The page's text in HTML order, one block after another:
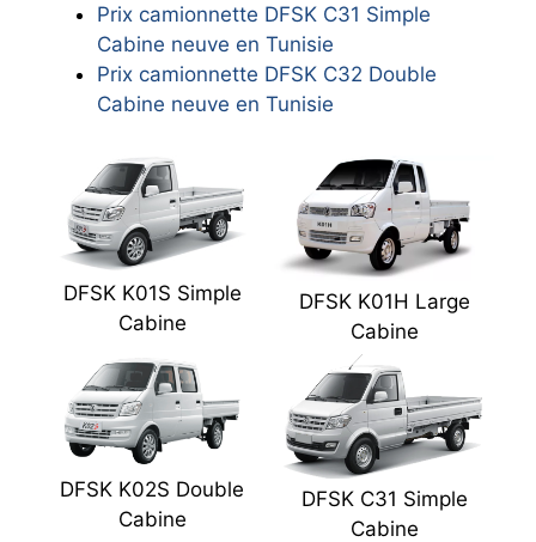
Prix camionnette DFSK C31 Simple
Cabine neuve en Tunisie
Prix camionnette DFSK C32 Double
Cabine neuve en Tunisie
DFSK K01S Simple
Cabine
DFSK K01H Large
Cabine
DFSK K02S Double
Cabine
DFSK C31 Simple
Cabine